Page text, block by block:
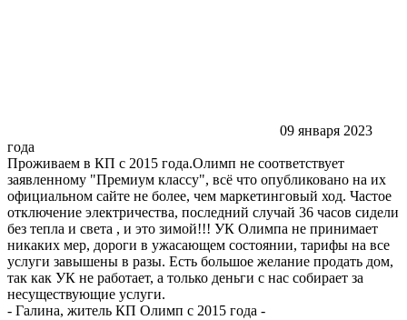
09 января 2023
года
Проживаем в КП с 2015 года.Олимп не соответствует
заявленному "Премиум классу", всё что опубликовано на их
официальном сайте не более, чем маркетинговый ход. Частое
отключение электричества, последний случай 36 часов сидели
без тепла и света , и это зимой!!! УК Олимпа не принимает
никаких мер, дороги в ужасающем состоянии, тарифы на все
услуги завышены в разы. Есть большое желание продать дом,
так как УК не работает, а только деньги с нас собирает за
несуществующие услуги.
- Галина, житель КП Олимп с 2015 года -